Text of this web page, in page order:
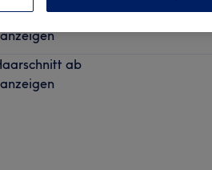
& Schneiden ab 22 €
ab